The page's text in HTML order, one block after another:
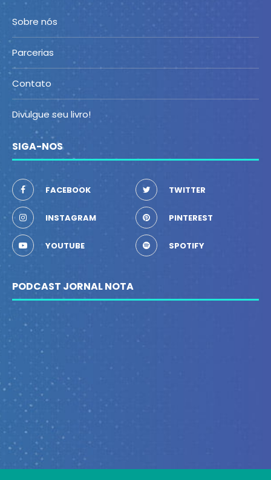
Sobre nós
Parcerias
Contato
Divulgue seu livro!
SIGA-NOS
FACEBOOK TWITTER
INSTAGRAM PINTEREST
YOUTUBE SPOTIFY
PODCAST JORNAL NOTA